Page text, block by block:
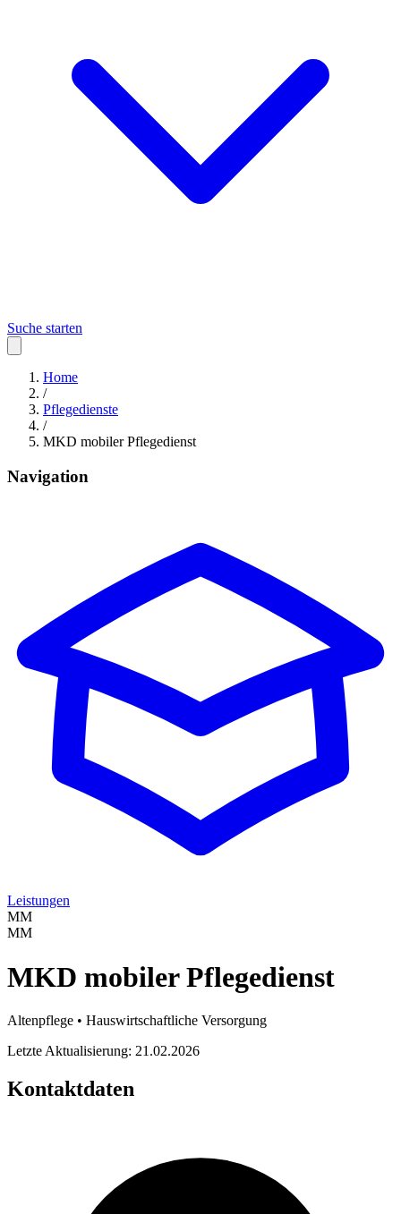
Suche starten
Home
/
Pflegedienste
/
MKD mobiler Pflegedienst
Navigation
Leistungen
MM
MM
MKD mobiler Pflegedienst
Altenpflege • Hauswirtschaftliche Versorgung
Letzte Aktualisierung: 21.02.2026
Kontaktdaten